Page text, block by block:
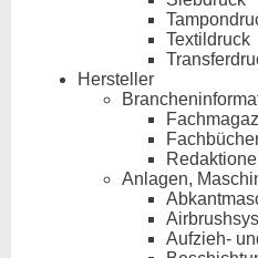
Textildruck
Hersteller
Anlagen,
Aufzieh-